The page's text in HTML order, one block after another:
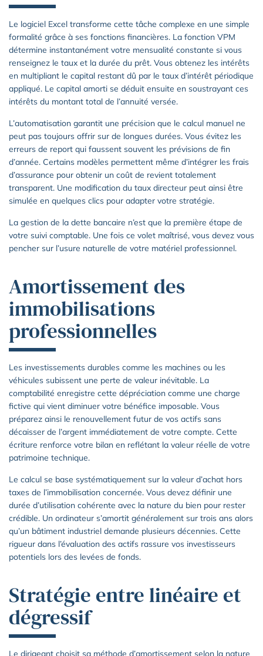
Le logiciel Excel transforme cette tâche complexe en une simple
formalité grâce à ses fonctions financières. La fonction VPM
détermine instantanément votre mensualité constante si vous
renseignez le taux et la durée du prêt. Vous obtenez les intérêts
en multipliant le capital restant dû par le taux d’intérêt périodique
appliqué. Le capital amorti se déduit ensuite en soustrayant ces
intérêts du montant total de l’annuité versée.
L’automatisation garantit une précision que le calcul manuel ne
peut pas toujours offrir sur de longues durées. Vous évitez les
erreurs de report qui faussent souvent les prévisions de fin
d’année. Certains modèles permettent même d’intégrer les frais
d’assurance pour obtenir un coût de revient totalement
transparent. Une modification du taux directeur peut ainsi être
simulée en quelques clics pour adapter votre stratégie.
La gestion de la dette bancaire n’est que la première étape de
votre suivi comptable. Une fois ce volet maîtrisé, vous devez vous
pencher sur l’usure naturelle de votre matériel professionnel.
Amortissement des
immobilisations
professionnelles
Les investissements durables comme les machines ou les
véhicules subissent une perte de valeur inévitable. La
comptabilité enregistre cette dépréciation comme une charge
fictive qui vient diminuer votre bénéfice imposable. Vous
préparez ainsi le renouvellement futur de vos actifs sans
décaisser de l’argent immédiatement de votre compte. Cette
écriture renforce votre bilan en reflétant la valeur réelle de votre
patrimoine technique.
Le calcul se base systématiquement sur la valeur d’achat hors
taxes de l’immobilisation concernée. Vous devez définir une
durée d’utilisation cohérente avec la nature du bien pour rester
crédible. Un ordinateur s’amortit généralement sur trois ans alors
qu’un bâtiment industriel demande plusieurs décennies. Cette
rigueur dans l’évaluation des actifs rassure vos investisseurs
potentiels lors des levées de fonds.
Stratégie entre linéaire et
dégressif
Le dirigeant choisit sa méthode d’amortissement selon la nature